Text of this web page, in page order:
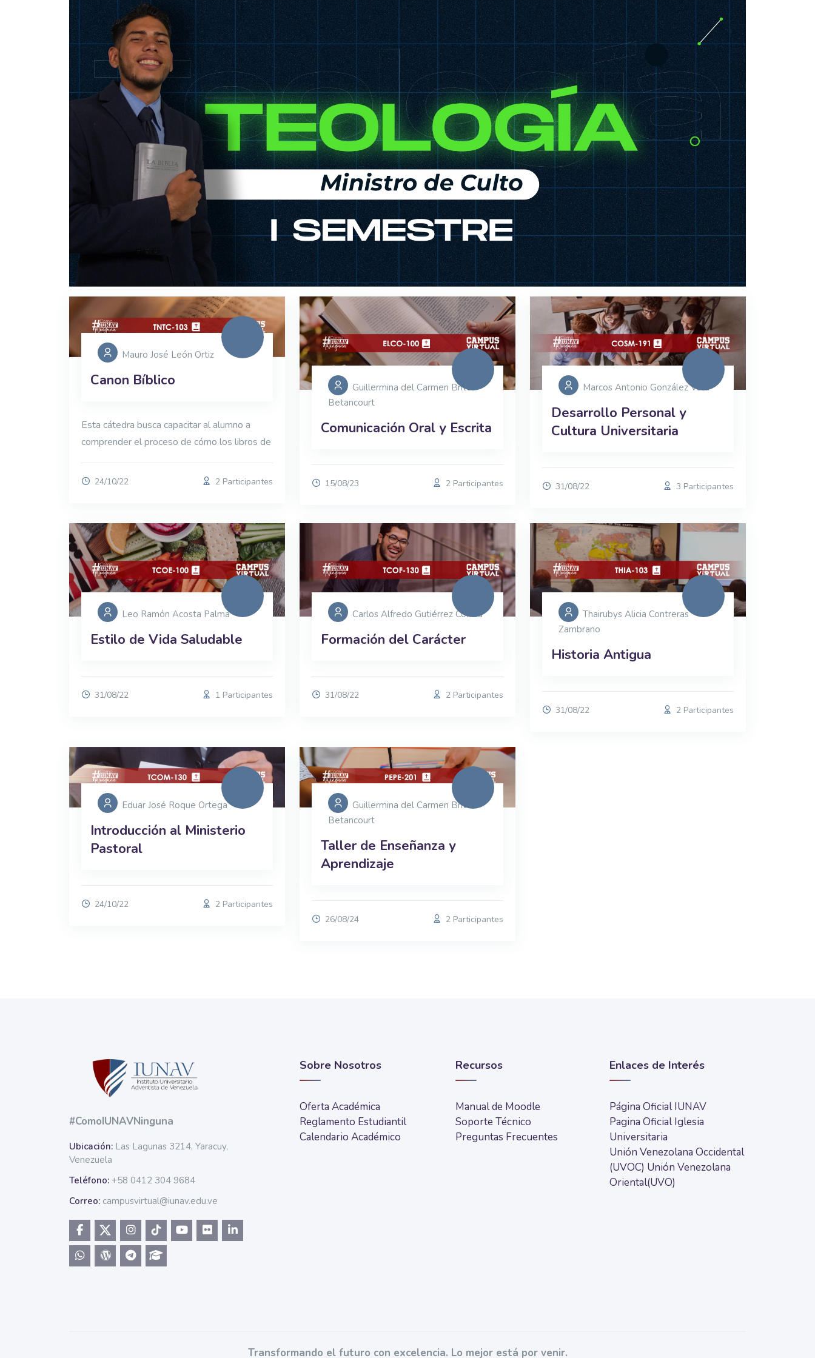
Mauro José León Ortiz
Canon Bíblico
Esta cátedra busca capacitar al alumno a
comprender el proceso de cómo los libros de
24/10/22 2 Participantes
Guillermina del Carmen Brito
Betancourt
Comunicación Oral y Escrita
15/08/23 2 Participantes
Marcos Antonio González Vera
Desarrollo Personal y
Cultura Universitaria
31/08/22 3 Participantes
Leo Ramón Acosta Palma
Estilo de Vida Saludable
31/08/22 1 Participantes
Carlos Alfredo Gutiérrez Correa
Formación del Carácter
31/08/22 2 Participantes
Thairubys Alicia Contreras
Zambrano
Historia Antigua
31/08/22 2 Participantes
Eduar José Roque Ortega
Introducción al Ministerio
Pastoral
24/10/22 2 Participantes
Guillermina del Carmen Brito
Betancourt
Taller de Enseñanza y
Aprendizaje
26/08/24 2 Participantes
#ComoIUNAVNinguna
Ubicación: Las Lagunas 3214, Yaracuy,
Venezuela
Teléfono: +58 0412 304 9684
Correo: campusvirtual@iunav.edu.ve
Sobre Nosotros
Oferta Académica
Reglamento Estudiantil
Calendario Académico
Recursos
Manual de Moodle
Soporte Técnico
Preguntas Frecuentes
Enlaces de Interés
Página Oficial IUNAV
Pagina Oficial Iglesia
Universitaria
Unión Venezolana Occidental
(UVOC) Unión Venezolana
Oriental(UVO)
Transformando el futuro con excelencia. Lo mejor está por venir.